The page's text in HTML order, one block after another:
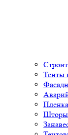
Тенты
Пленка
Шторы